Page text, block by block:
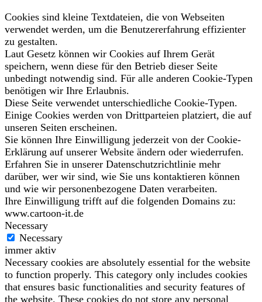
Cookies sind kleine Textdateien, die von Webseiten
verwendet werden, um die Benutzererfahrung effizienter
zu gestalten.
Laut Gesetz können wir Cookies auf Ihrem Gerät
speichern, wenn diese für den Betrieb dieser Seite
unbedingt notwendig sind. Für alle anderen Cookie-Typen
benötigen wir Ihre Erlaubnis.
Diese Seite verwendet unterschiedliche Cookie-Typen.
Einige Cookies werden von Drittparteien platziert, die auf
unseren Seiten erscheinen.
Sie können Ihre Einwilligung jederzeit von der Cookie-
Erklärung auf unserer Website ändern oder wiederrufen.
Erfahren Sie in unserer Datenschutzrichtlinie mehr
darüber, wer wir sind, wie Sie uns kontaktieren können
und wie wir personenbezogene Daten verarbeiten.
Ihre Einwilligung trifft auf die folgenden Domains zu:
www.cartoon-it.de
Necessary
Necessary
immer aktiv
Necessary cookies are absolutely essential for the website
to function properly. This category only includes cookies
that ensures basic functionalities and security features of
the website. These cookies do not store any personal